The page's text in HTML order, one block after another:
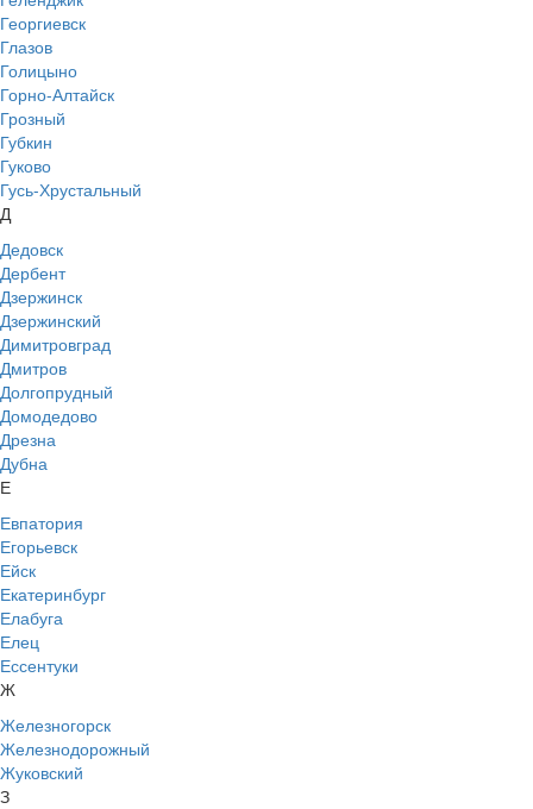
Георгиевск
Глазов
Голицыно
Горно-Алтайск
Грозный
Губкин
Гуково
Гусь-Хрустальный
Д
Дедовск
Дербент
Дзержинск
Дзержинский
Димитровград
Дмитров
Долгопрудный
Домодедово
Дрезна
Дубна
Е
Евпатория
Егорьевск
Ейск
Екатеринбург
Елабуга
Елец
Ессентуки
Ж
Железногорск
Железнодорожный
Жуковский
З